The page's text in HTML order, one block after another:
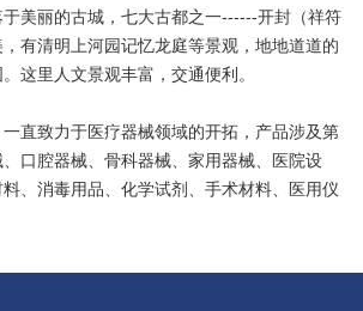
美丽的古城，七大古都之一------开封（祥符
有清明上河园记忆龙庭等景观，地地道道的
这里人文景观丰富，交通便利。
致力于医疗器械领域的开拓，产品涉及第
口腔器械、骨科器械、家用器械、医院设
、消毒用品、化学试剂、手术材料、医用仪